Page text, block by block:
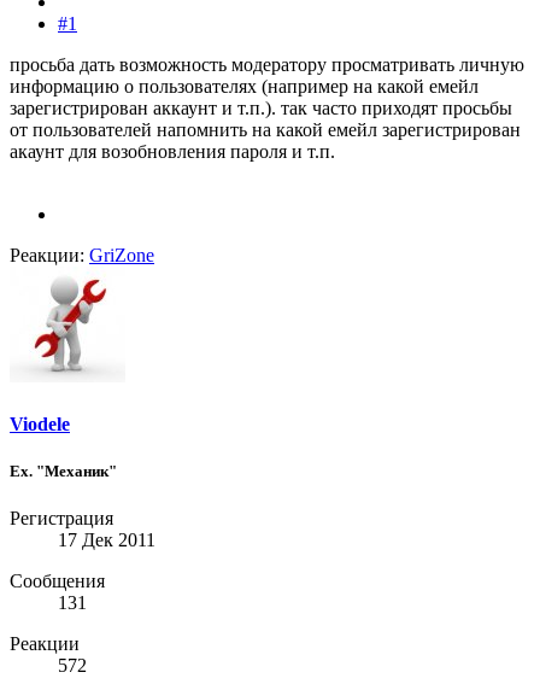
#1
просьба дать возможность модератору просматривать личную
информацию о пользователях (например на какой емейл
зарегистрирован аккаунт и т.п.). так часто приходят просьбы
от пользователей напомнить на какой емейл зарегистрирован
акаунт для возобновления пароля и т.п.
Реакции: GriZone
Viodele
Ex. "Механик"
Регистрация
17 Дек 2011
Сообщения
131
Реакции
572